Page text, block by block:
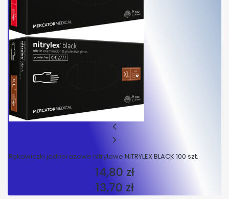
Rękawiczki jednorazowe nitrylowe NITRYLEX BLACK 100 szt.
Cena
14,80 zł
Cena
13,70 zł